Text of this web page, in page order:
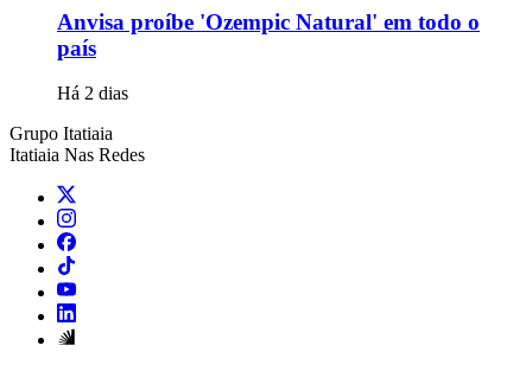
Anvisa proíbe 'Ozempic Natural' em todo o
país
Há 2 dias
Grupo Itatiaia
Itatiaia Nas Redes